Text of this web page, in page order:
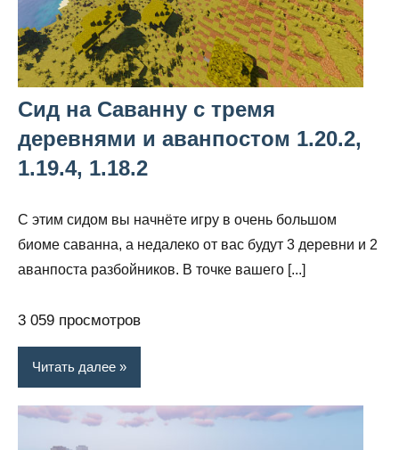
Сид на Саванну с тремя
деревнями и аванпостом 1.20.2,
1.19.4, 1.18.2
С этим сидом вы начнёте игру в очень большом
биоме саванна, а недалеко от вас будут 3 деревни и 2
аванпоста разбойников. В точке вашего [...]
3 059 просмотров
Читать далее